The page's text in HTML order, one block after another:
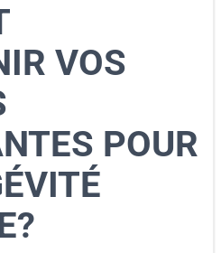
VOS
POUR